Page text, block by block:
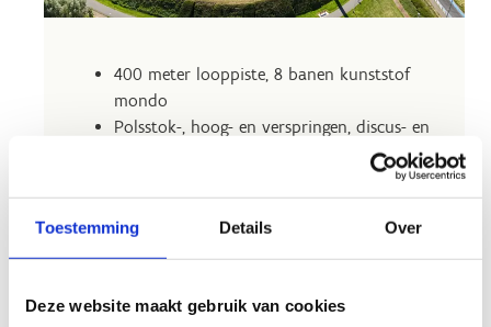
Toestemming Details Over
Deze website maakt gebruik van cookies
400 meter looppiste, 8 banen kunststof
mondo
Polsstok-, hoog- en verspringen, discus- en
Tribune met 220 zitplaatsen
6 kleedkamers, EHBO lokaal,
wedstrijdsecretariaat
Verlichting mogelijk